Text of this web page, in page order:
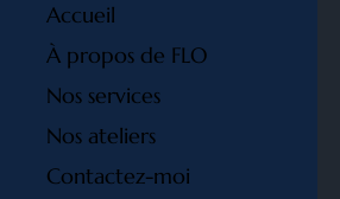
Accueil
À propos de FLO
Nos services
Nos ateliers
Contactez-moi